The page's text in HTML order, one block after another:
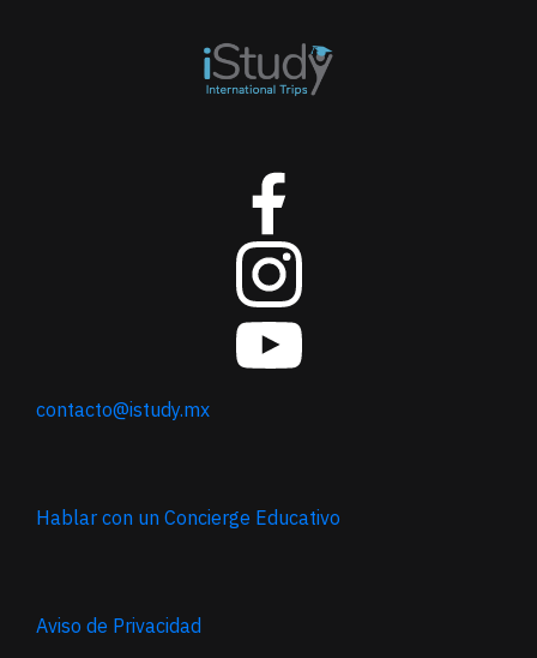
contacto@istudy.mx
Hablar con un Concierge Educativo
Aviso de Privacidad